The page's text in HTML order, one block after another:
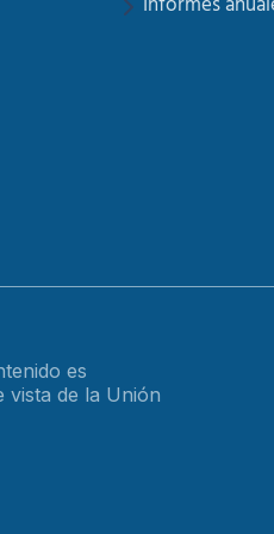
es
vista de la Unión